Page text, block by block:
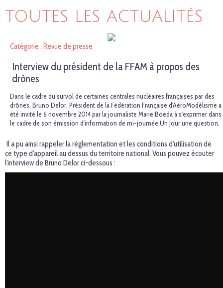
TOUTES LES ACTUALITÉS
Catégorie : Revue de presse
Interview du président de la FFAM à propos des
drônes
Dans le cadre du survol de certaines centrales nucléaires françaises par des
drônes, Bruno Delor, Président de la Fédération Française d'AéroModélisme a
été invité le 6 novembre 2014 par la journaliste Marie Boëda à s'exprimer dans
le cadre de son émission d'information de mi-journée Un jour une question.
Il a pu ainsi rappeler la règlementation et les conditions d'utilisation de
ce type d'appareil au dessus du territoire national. Vous pouvez écouter
l'interview de Bruno Delor ci-dessous :